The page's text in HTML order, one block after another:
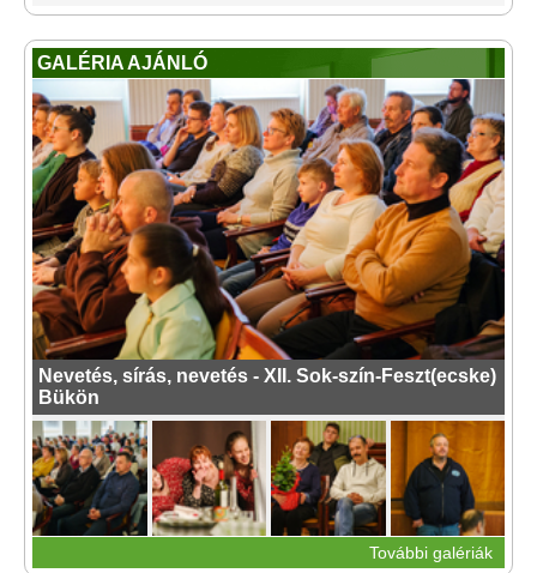
GALÉRIA AJÁNLÓ
Nevetés, sírás, nevetés - XII. Sok-szín-Feszt(ecske)
Bükön
További galériák